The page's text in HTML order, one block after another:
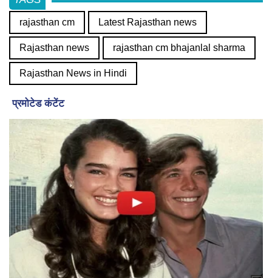
rajasthan cm Latest Rajasthan news
Rajasthan news rajasthan cm bhajanlal sharma
Rajasthan News in Hindi